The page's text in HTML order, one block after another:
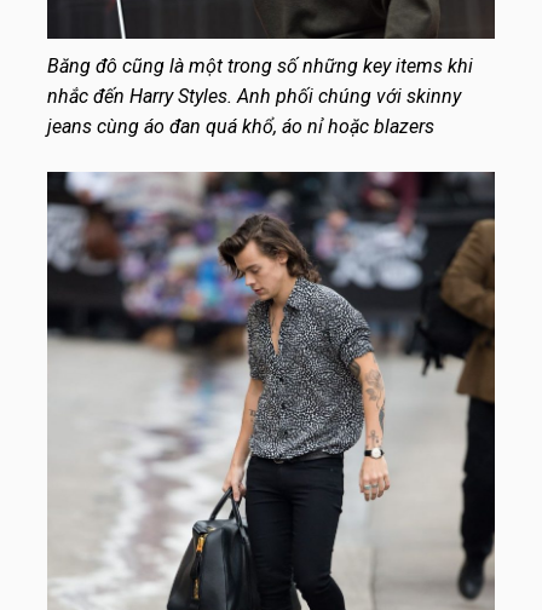
Băng đô cũng là một trong số những key items khi
nhắc đến Harry Styles. Anh phối chúng với skinny
jeans cùng áo đan quá khổ, áo nỉ hoặc blazers